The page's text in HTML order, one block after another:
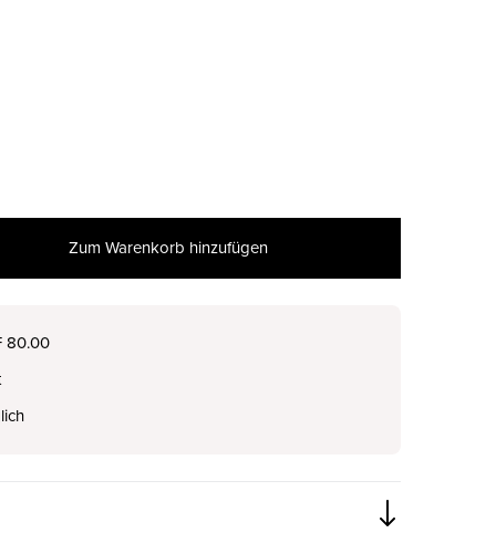
Zum Warenkorb hinzufügen
80.00